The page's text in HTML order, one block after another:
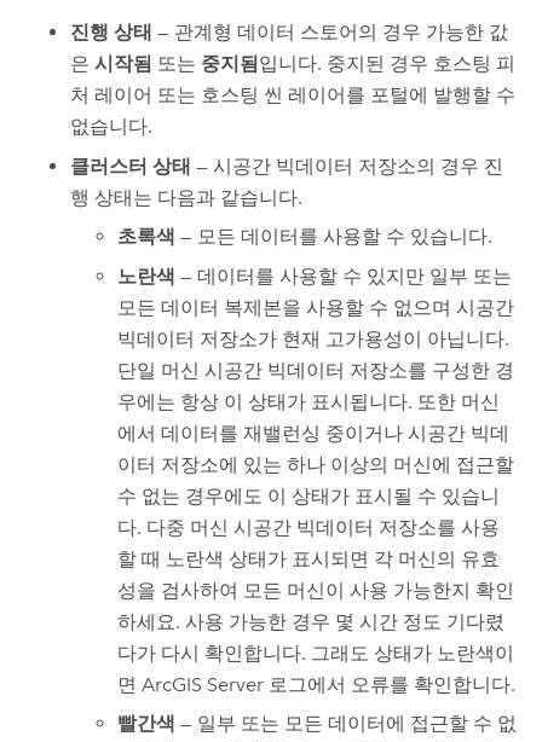
진행 상태 — 관계형 데이터 스토어의 경우 가능한 값
은시작됨 또는 중지됨입니다. 중지된 경우 호스팅 피
처 레이어 또는 호스팅 씬 레이어를 포털에 발행할 수
없습니다.
클러스터 상태 — 시공간 빅데이터 저장소의 경우 진
행 상태는 다음과 같습니다.
초록색 — 모든 데이터를 사용할 수 있습니다.
노란색 — 데이터를 사용할 수 있지만 일부 또는
모든 데이터 복제본을 사용할 수 없으며 시공간
빅데이터 저장소가 현재 고가용성이 아닙니다.
단일 머신 시공간 빅데이터 저장소를 구성한 경
우에는 항상 이 상태가 표시됩니다. 또한 머신
에서 데이터를 재밸런싱 중이거나 시공간 빅데
이터 저장소에 있는 하나 이상의 머신에 접근할
수 없는 경우에도 이 상태가 표시될 수 있습니
다. 다중 머신 시공간 빅데이터 저장소를 사용
할 때 노란색 상태가 표시되면 각 머신의 유효
성을 검사하여 모든 머신이 사용 가능한지 확인
하세요. 사용 가능한 경우 몇 시간 정도 기다렸
다가 다시 확인합니다. 그래도 상태가 노란색이
면ArcGIS Server 로그에서 오류를 확인합니다.
빨간색 — 일부 또는 모든 데이터에 접근할 수 없